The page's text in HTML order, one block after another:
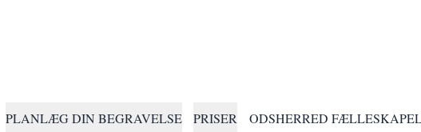
PLANLÆG DIN BEGRAVELSE PRISER ODSHERRED